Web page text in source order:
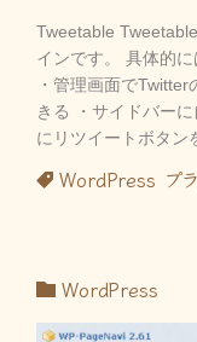
Tweetable
インです。 具体的
・管理画面で
きる ・サイドバー
にリツイートボタン
WordPress プ
WordPress